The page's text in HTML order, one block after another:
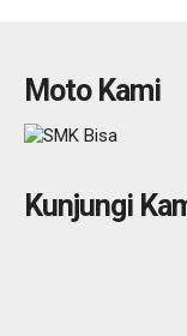
Moto Kami
Kunjungi